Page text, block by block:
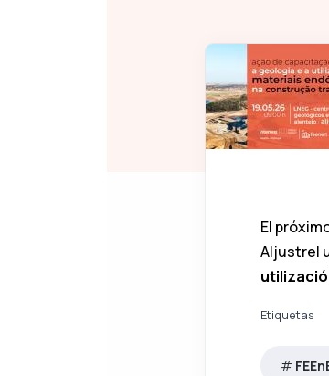
El
Aljustrel
Etiquetas